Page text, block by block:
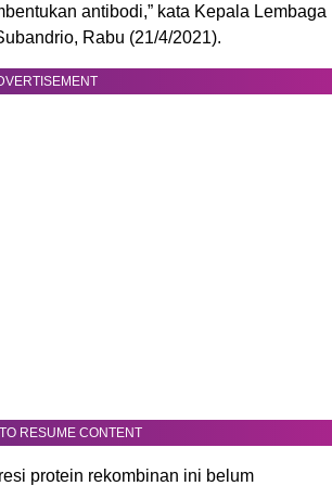
antibodi,” kata Kepala Lembaga
Rabu (21/4/2021).
RESUME CONTENT
protein rekombinan ini belum